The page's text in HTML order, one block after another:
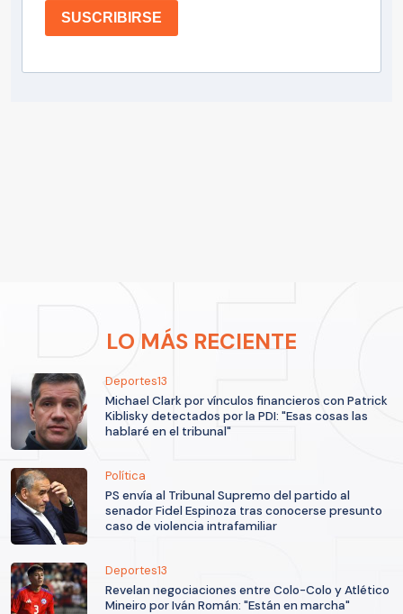
SUSCRIBIRSE
LO MÁS RECIENTE
Deportes13
Michael Clark por vínculos financieros con Patrick
Kiblisky detectados por la PDI: "Esas cosas las
hablaré en el tribunal"
Política
PS envía al Tribunal Supremo del partido al
senador Fidel Espinoza tras conocerse presunto
caso de violencia intrafamiliar
Deportes13
Revelan negociaciones entre Colo-Colo y Atlético
Mineiro por Iván Román: "Están en marcha"